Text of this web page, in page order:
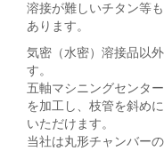
溶接が難しいチタン等
あります。
気密（水密）溶接品以
す。
五軸マシニングセンタ
を加工し、枝管を斜め
いただけます。
当社は丸形チャンバー